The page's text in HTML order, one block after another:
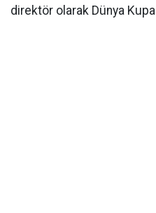
direktör olarak Dünya